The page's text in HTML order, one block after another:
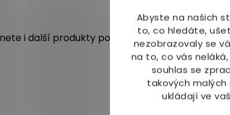
Abyste na našich
to, co hledáte,
nezobrazovaly se
na to, co vás
souhlas se
takových malých
ukládají ve
i další produkty pomáhající přiodstranění